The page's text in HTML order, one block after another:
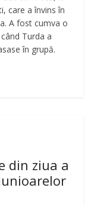
care a învins în
A fost cumva o
Turda a
în grupă.
din ziua a